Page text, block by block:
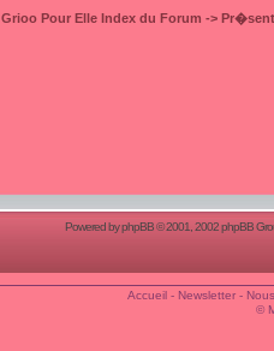
Grioo Pour Elle Index du Forum ->
Powered byphpBB© 2001, 2002 phpBB
Accueil- Newsletter-
©